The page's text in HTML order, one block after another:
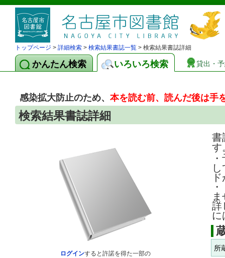
トップページ > 詳細検索 > 検索結果書誌一覧 > 検索結果書誌詳細
かんたん検索 いろいろ検索 貸出・
感染拡大防止のため、本を読む前、読んだ後は手
検索結果書誌詳細
ログインすると許諾を得た一部の
書
す
詳
に
所